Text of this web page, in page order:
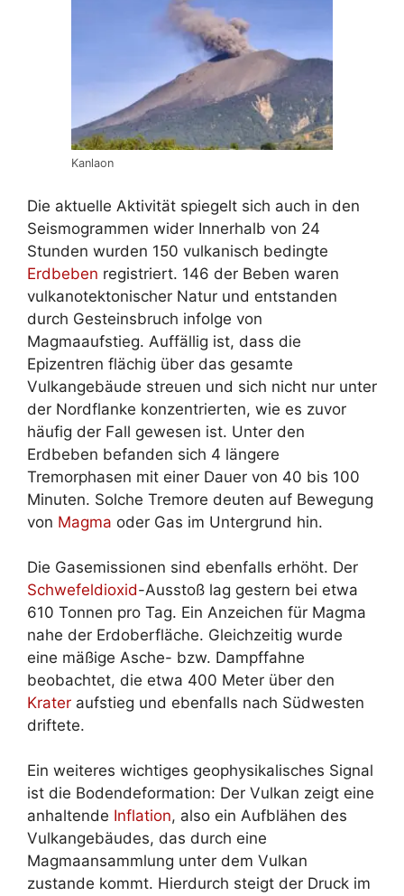
Kanlaon
Die aktuelle Aktivität spiegelt sich auch in den
Seismogrammen wider Innerhalb von 24
Stunden wurden 150 vulkanisch bedingte
Erdbeben registriert. 146 der Beben waren
vulkanotektonischer Natur und entstanden
durch Gesteinsbruch infolge von
Magmaaufstieg. Auffällig ist, dass die
Epizentren flächig über das gesamte
Vulkangebäude streuen und sich nicht nur unter
der Nordflanke konzentrierten, wie es zuvor
häufig der Fall gewesen ist. Unter den
Erdbeben befanden sich 4 längere
Tremorphasen mit einer Dauer von 40 bis 100
Minuten. Solche Tremore deuten auf Bewegung
von Magma oder Gas im Untergrund hin.
Die Gasemissionen sind ebenfalls erhöht. Der
Schwefeldioxid-Ausstoß lag gestern bei etwa
610 Tonnen pro Tag. Ein Anzeichen für Magma
nahe der Erdoberfläche. Gleichzeitig wurde
eine mäßige Asche- bzw. Dampffahne
beobachtet, die etwa 400 Meter über den
Krater aufstieg und ebenfalls nach Südwesten
driftete.
Ein weiteres wichtiges geophysikalisches Signal
ist die Bodendeformation: Der Vulkan zeigt eine
anhaltende Inflation, also ein Aufblähen des
Vulkangebäudes, das durch eine
Magmaansammlung unter dem Vulkan
zustande kommt. Hierdurch steigt der Druck im